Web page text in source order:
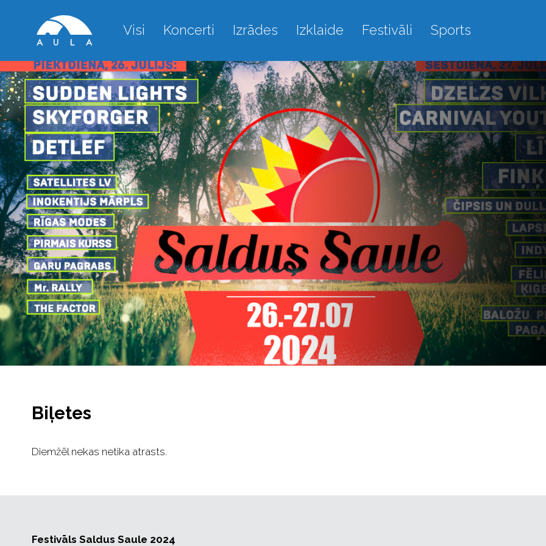
Visi Koncerti Izrādes Izklaide Festivāli Sports
Biļetes
Diemžēl nekas netika atrasts.
Festivāls Saldus Saule 2024